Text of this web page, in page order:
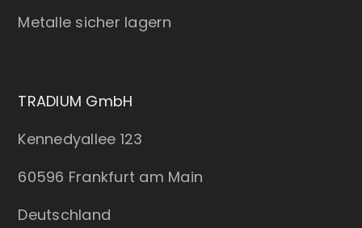
Metalle sicher lagern
TRADIUM GmbH
Kennedyallee 123
60596 Frankfurt am Main
Deutschland